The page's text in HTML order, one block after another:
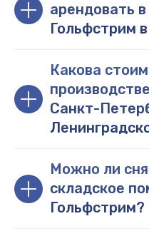
арендовать
Гольфстрим
Какова
Санкт-
Можно ли
складское
Гольфстрим?